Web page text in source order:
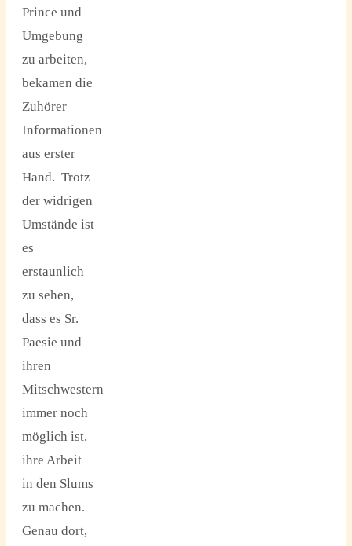
Prince und
Umgebung
zu arbeiten,
bekamen die
Zuhörer
Informationen
aus erster
Hand. Trotz
der widrigen
Umstände ist
es
erstaunlich
zu sehen,
dass es Sr.
Paesie und
ihren
Mitschwestern
immer noch
möglich ist,
ihre Arbeit
in den Slums
zu machen.
Genau dort,